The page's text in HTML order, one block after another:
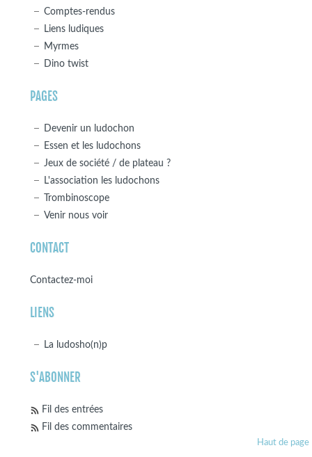
Comptes-rendus
Liens ludiques
Myrmes
Dino twist
PAGES
Devenir un ludochon
Essen et les ludochons
Jeux de société / de plateau ?
L'association les ludochons
Trombinoscope
Venir nous voir
CONTACT
Contactez-moi
LIENS
La ludosho(n)p
S'ABONNER
Fil des entrées
Fil des commentaires
Haut de page